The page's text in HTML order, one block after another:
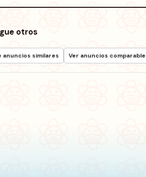
otros
anuncios similares Ver anuncios